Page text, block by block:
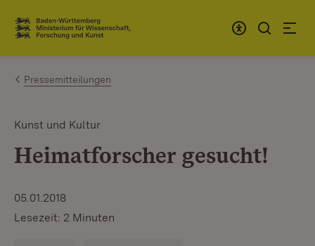
Zum Inhalt springen
Link zur Startseite
Pressemitteilungen
Kunst und Kultur
Heimatforscher gesucht!
05.01.2018
Lesezeit: 2 Minuten